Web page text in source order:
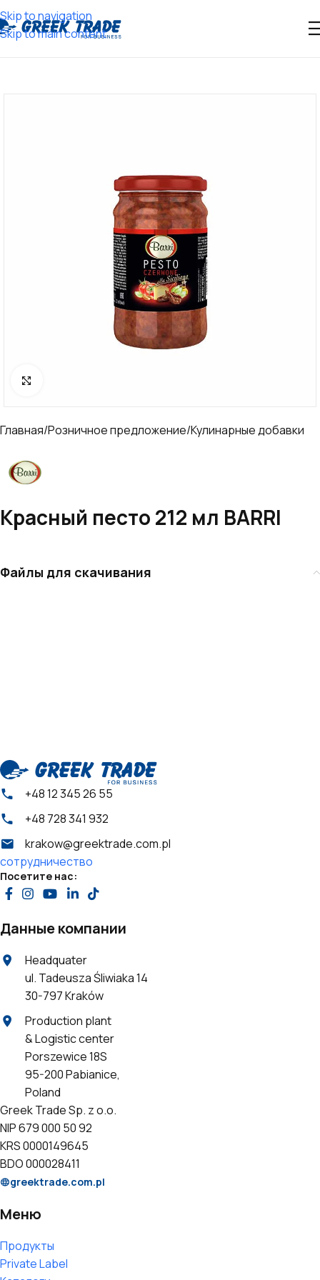
Skip to navigation
Skip to main content
Главная/Розничное предложение/Кулинарные добавки
Красный песто 212 мл BARRI
Файлы для скачивания
+48 12 345 26 55
+48 728 341 932
krakow@greektrade.com.pl
сотрудничество
Посетите нас:
Данные компании
Headquater
ul. Tadeusza Śliwiaka 14
30-797 Kraków
Production plant
& Logistic center
Porszewice 18S
95-200 Pabianice,
Poland
Greek Trade Sp. z o.o.
NIP 679 000 50 92
KRS 0000149645
BDO 000028411
greektrade.com.pl
Меню
Продукты
Private Label